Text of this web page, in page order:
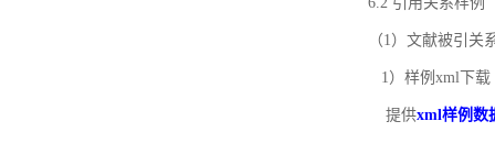
（1）文献被引关
1）样例xml下载
提供xml样例数